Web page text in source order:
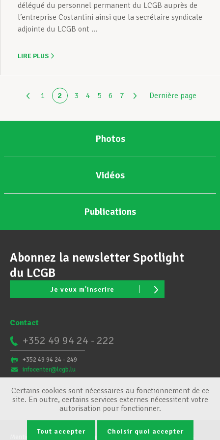
délégué du personnel permanent du LCGB auprès de
l’entreprise Costantini ainsi que la secrétaire syndicale
adjointe du LCGB ont ...
LIRE PLUS
1 2 3 4 5 6 7 Dernière page
Photos
Vidéos
Publications
Abonnez la newsletter Spotlight
du LCGB
Je veux m'inscrire
Contact
+352 49 94 24 - 222
+352 49 94 24 - 249
infocenter@lcgb.lu
Conditions générales Gestion des cookies
Certains cookies sont nécessaires au fonctionnement de ce
site. En outre, certains services externes nécessitent votre
autorisation pour fonctionner.
Tout accepter Choisir quoi accepter